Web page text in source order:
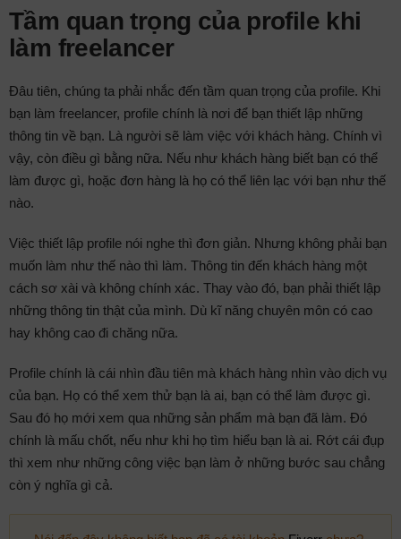
Tầm quan trọng của profile khi
làm freelancer
Đâu tiên, chúng ta phải nhắc đến tầm quan trọng của profile. Khi
bạn làm freelancer, profile chính là nơi để bạn thiết lập những
thông tin về bạn. Là người sẽ làm việc với khách hàng. Chính vì
vậy, còn điều gì bằng nữa. Nếu như khách hàng biết bạn có thể
làm được gì, hoặc đơn hàng là họ có thể liên lạc với bạn như thế
nào.
Việc thiết lập profile nói nghe thì đơn giản. Nhưng không phải bạn
muốn làm như thế nào thì làm. Thông tin đến khách hàng một
cách sơ xài và không chính xác. Thay vào đó, bạn phải thiết lập
những thông tin thật của mình. Dù kĩ năng chuyên môn có cao
hay không cao đi chăng nữa.
Profile chính là cái nhìn đầu tiên mà khách hàng nhìn vào dịch vụ
của bạn. Họ có thể xem thử bạn là ai, bạn có thể làm được gì.
Sau đó họ mới xem qua những sản phẩm mà bạn đã làm. Đó
chính là mấu chốt, nếu như khi họ tìm hiểu bạn là ai. Rớt cái đụp
thì xem như những công việc bạn làm ở những bước sau chẳng
còn ý nghĩa gì cả.